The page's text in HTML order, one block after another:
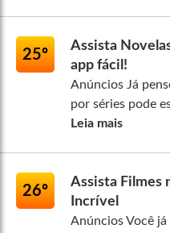
25º
Assista
app fácil!
Anúncios Já
por séries pode
Leia mais
26º
Assista Filmes
Incrível
Anúncios Você